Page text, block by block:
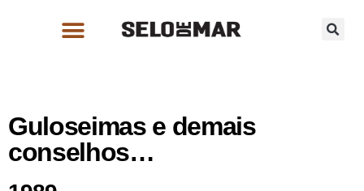
Guloseimas e demais
conselhos…